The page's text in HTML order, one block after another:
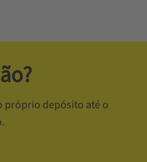
próprio depósito até o